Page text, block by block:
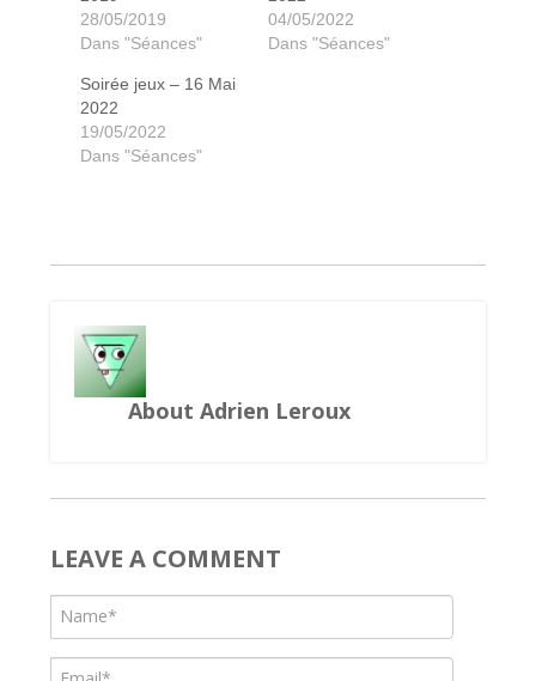
Les Charlatans de Belcastel
Sherlock Holmes Detective Conseil
28/05/2019
Dans "Séances"
04/05/2022
Dans "Séances"
Soirée jeux – 16 Mai
2022
19/05/2022
Dans "Séances"
About Adrien Leroux
LEAVE A COMMENT